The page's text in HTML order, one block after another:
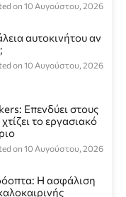
on 10 Αυγούστου, 2026
αυτοκινήτου αν
on 10 Αυγούστου, 2026
Επενδύει στους
το εργασιακό
on 10 Αυγούστου, 2026
Η ασφάλιση